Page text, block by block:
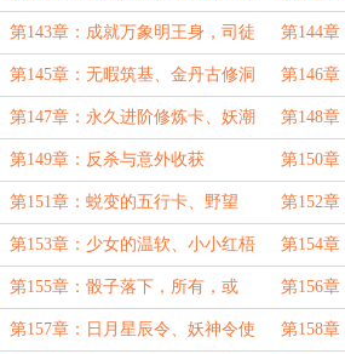
让、丹成！ 底，求
第143章：成就万象明王身，司徒
越的低头与服软
第144
期
第145章：无暇筑基、金丹古修洞
府之秘
第146
上、千年
第147章：永久进阶修炼卡、妖潮 第148
我？
第149章：反杀与意外收获 第150
第151章：蜕变的五行卡、野望 第152
第153章：少女的温软、小小红梧
历险记
第154
第155章：骰子落下，所有，或
者，一无所有！
第156章
（万字
第157章：日月星辰令、妖神令使 第158